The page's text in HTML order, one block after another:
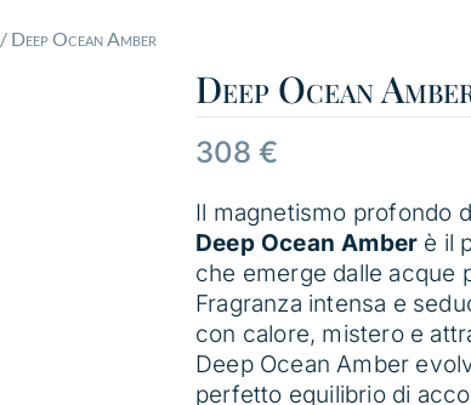
/ Deep Ocean Amber
Deep Ocean
308€
Il magnetismo profondo
Deep Ocean Amber è il
che emerge dalle acque
Fragranza intensa e
con calore, mistero e
Deep Ocean Amber
perfetto equilibrio di